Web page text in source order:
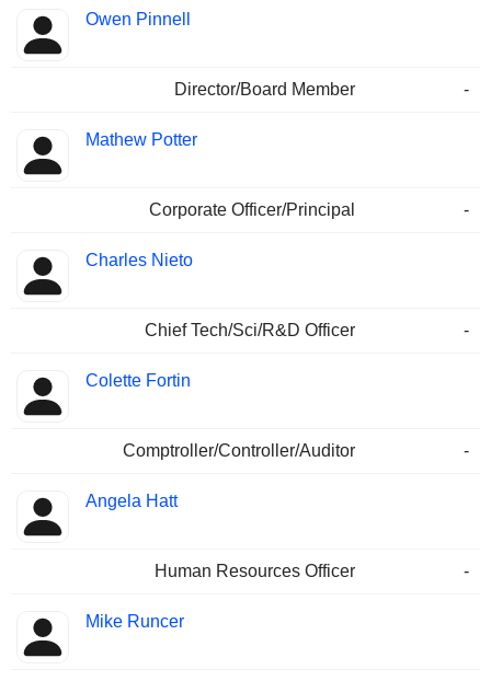
Owen Pinnell
Director/Board Member -
Mathew Potter
Corporate Officer/Principal -
Charles Nieto
Chief Tech/Sci/R&D Officer -
Colette Fortin
Comptroller/Controller/Auditor -
Angela Hatt
Human Resources Officer -
Mike Runcer